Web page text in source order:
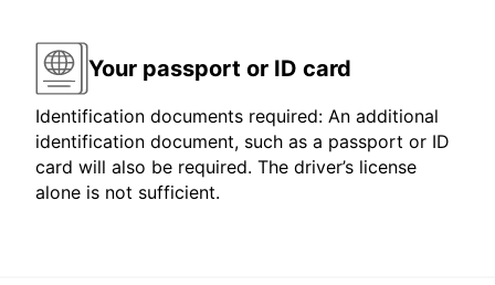
Your passport or ID card
Identification documents required: An additional
identification document, such as a passport or ID
card will also be required. The driver’s license
alone is not sufficient.